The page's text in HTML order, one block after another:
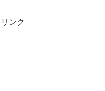
ンク